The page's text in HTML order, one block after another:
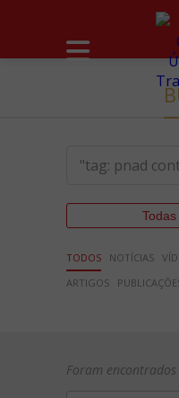
TODOS NOTÍCIAS
ARTIGOS
Foram